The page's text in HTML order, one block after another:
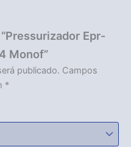
Epr-
Monof”
publicado. Campos
*